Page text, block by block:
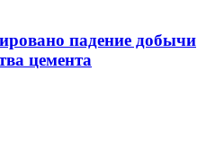
падение добычи
цемента